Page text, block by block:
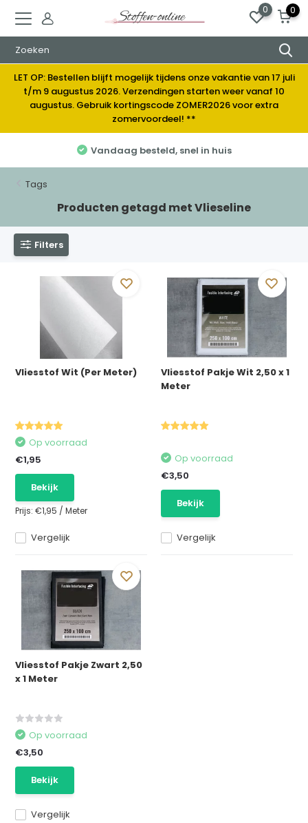
0 0
LET OP: Bestellen blijft mogelijk tijdens onze vakantie van 17 juli
t/m 9 augustus 2026. Verzendingen starten weer vanaf 10
augustus. Gebruik kortingscode ZOMER2026 voor extra
zomervoordeel! **
Vandaag besteld, snel in huis
Tags
Producten getagd met Vlieseline
Filters
Vliesstof Wit (Per Meter)
Vergelijk
Op voorraad
€1,95
Bekijk
Prijs:€1,95 /Meter
Vliesstof Pakje Wit 2,50 x 1
Meter
Vergelijk
Op voorraad
€3,50
Bekijk
Vliesstof Pakje Zwart 2,50
x 1 Meter
Vergelijk
Op voorraad
€3,50
Bekijk